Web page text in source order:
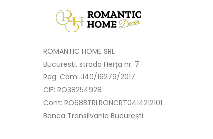
ROMANTIC HOME SRL
Bucuresti, strada Herța nr. 7
Reg. Com: J40/16279/2017
CIF: RO38254928
Cont: RO68BTRLRONCRT0414212101
Banca Transilvania București